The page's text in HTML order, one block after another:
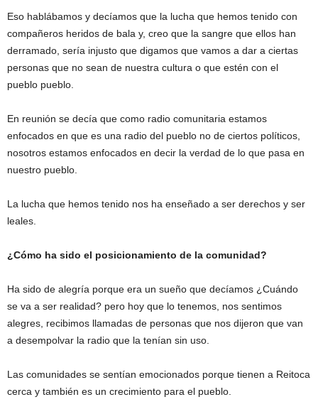
Eso hablábamos y decíamos que la lucha que hemos tenido con
compañeros heridos de bala y, creo que la sangre que ellos han
derramado, sería injusto que digamos que vamos a dar a ciertas
personas que no sean de nuestra cultura o que estén con el
pueblo pueblo.
En reunión se decía que como radio comunitaria estamos
enfocados en que es una radio del pueblo no de ciertos políticos,
nosotros estamos enfocados en decir la verdad de lo que pasa en
nuestro pueblo.
La lucha que hemos tenido nos ha enseñado a ser derechos y ser
leales.
¿Cómo ha sido el posicionamiento de la comunidad?
Ha sido de alegría porque era un sueño que decíamos ¿Cuándo
se va a ser realidad? pero hoy que lo tenemos, nos sentimos
alegres, recibimos llamadas de personas que nos dijeron que van
a desempolvar la radio que la tenían sin uso.
Las comunidades se sentían emocionados porque tienen a Reitoca
cerca y también es un crecimiento para el pueblo.